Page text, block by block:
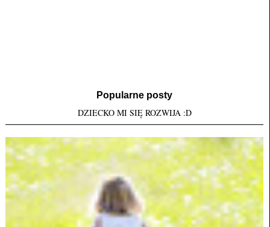
Popularne posty
DZIECKO MI SIĘ ROZWIJA :D